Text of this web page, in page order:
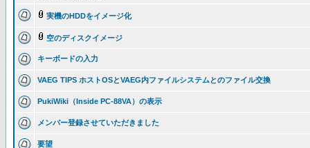
実機のHDDをイメージ化
空のディスクイメージ
キーボードの入力
VAEG TIPS ホストOSとVAEG内ファイルシステムとのファイル交換
PukiWiki（Inside PC-88VA）の表示
メンバー登録させていただきました
要望